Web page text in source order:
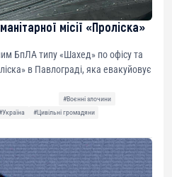
місії «Проліска»
БпЛА типу «Шахед» по офісу та
в Павлограді, яка евакуйовує
#Воєнні злочини
#Цивільні громадяни